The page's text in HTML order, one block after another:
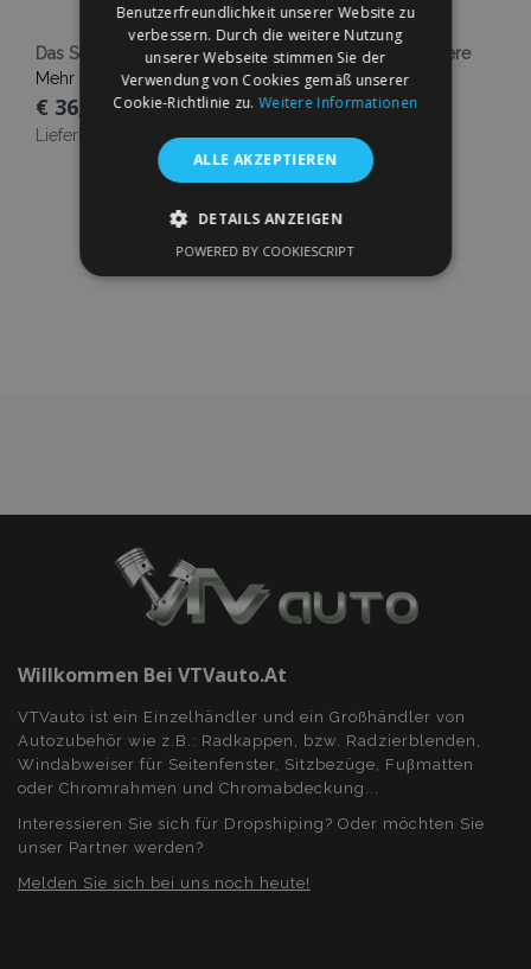
Das Set enthält 4 Stück: 2 Stck vordere und 2 Stck hintere
Mehr erfahren
€ 36,00
Lieferbarkeit: Auf Lager
Zur
Wunschliste
Willkommen Bei VTVauto.at
VTVauto ist ein Einzelhändler und ein Großhändler von
Autozubehör wie z.B.: Radkappen, bzw. Radzierblenden,
Windabweiser für Seitenfenster, Sitzbezüge, Fuβmatten
oder Chromrahmen und Chromabdeckung...
Interessieren Sie sich für Dropshiping? Oder möchten Sie
unser Partner werden?
Melden Sie sich bei uns noch heute!
Benutzerfreundlichkeit unserer Website zu
verbessern. Durch die weitere Nutzung
unserer Webseite stimmen Sie der
Verwendung von Cookies gemäß unserer
Cookie-Richtlinie zu.Weitere Informationen
ALLE AKZEPTIEREN
DETAILS ANZEIGEN
Unbedingt erforderliche Cookies ermöglichen
wesentliche Kernfunktionen der Website wie
die Benutzeranmeldung und die
Kontoverwaltung. Ohne die unbedingt
erforderlichen Cookies kann die Website nicht
Name
Adobe Inc.
www.vtvauto.at
recently_viewed_product
POWERED BY COOKIESCRIPT